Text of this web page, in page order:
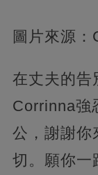
圖片來源
在丈夫的告
Corrinna強
公，謝謝你
切。願你一